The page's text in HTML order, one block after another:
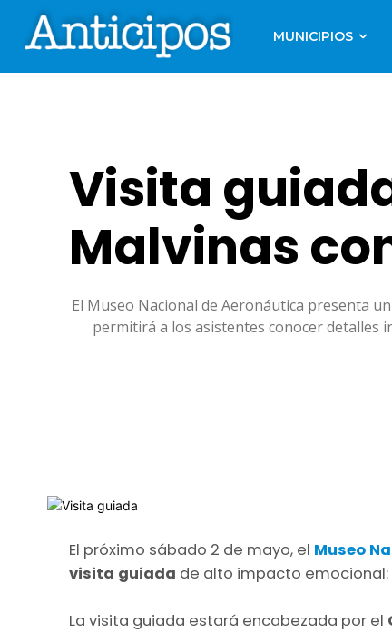
MUNICIPIOS
Visita
Malvinas
El Museo Nacional de Aeronáutica presenta
permitirá a los asistentes conocer detalles
El próximo sábado 2 de mayo, el Museo
visita guiada de alto impacto emocional:
La visita guiada estará encabezada por el